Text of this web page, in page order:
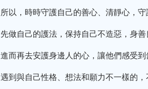
所以，時時守護自己的善心、清靜心，守
先做自己的護法，保持自己不造惡，身善
進而再去安護身邊人的心，讓他們感受到
遇到與自己性格、想法和願力不一樣的